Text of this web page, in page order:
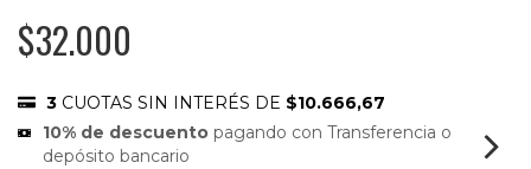
$32.000
3 CUOTAS SIN INTERÉS DE $10.666,67
10% de descuento pagando con Transferencia o
depósito bancario